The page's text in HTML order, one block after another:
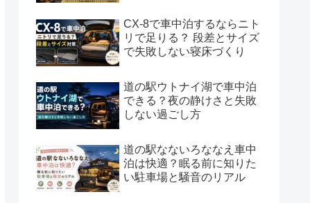
CX-8で車中泊するならニト
リで足りる？ 段差とサイズ
で失敗しない寝床づくり
道の駅ウトナイ湖で車中泊
できる？夜の静けさと失敗
しない過ごし方
道の駅なないろななえ車中
泊は快適？眠る前に知りた
い駐車場と騒音のリアル